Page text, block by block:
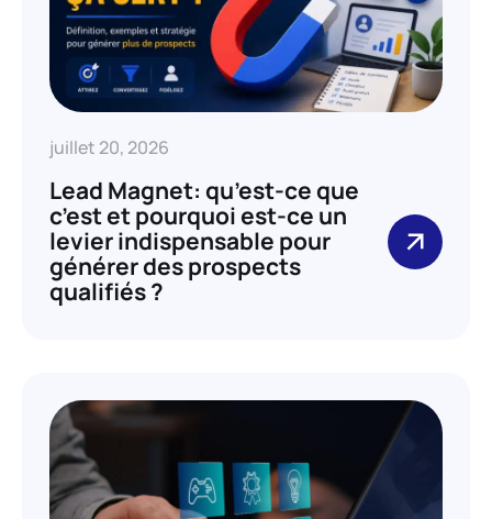
juillet 20, 2026
Lead Magnet: qu’est-ce que
c’est et pourquoi est-ce un
levier indispensable pour
générer des prospects
qualifiés ?